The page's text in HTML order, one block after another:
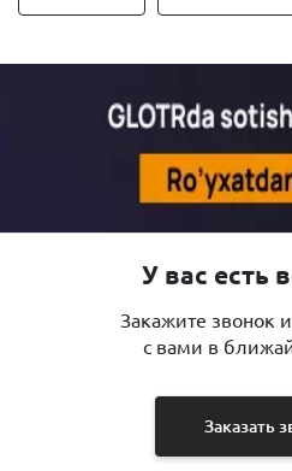
У вас есть
Закажите звонок
с вами в
Заказать